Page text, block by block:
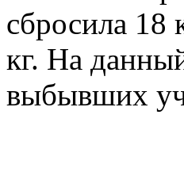
сбросила 18
кг. На
выбывших